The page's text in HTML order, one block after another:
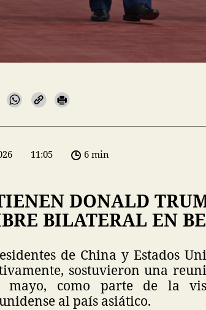
11:05 6 min
DONALD
BILATERAL EN
de China y Estados
sostuvieron una
mayo, como parte de la
al país asiático.